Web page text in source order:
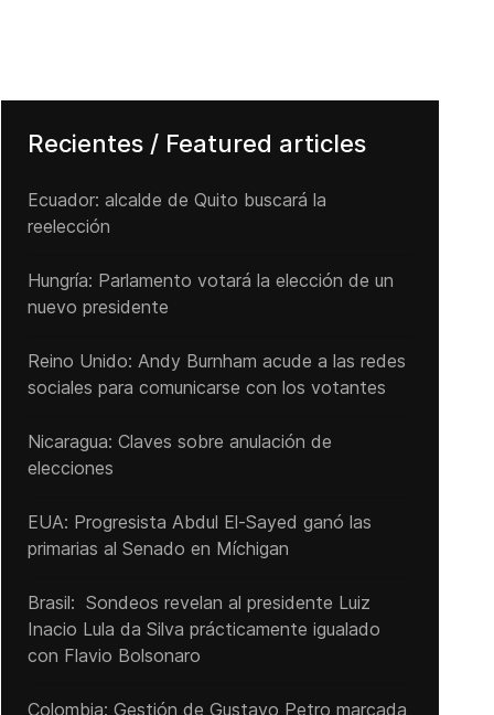
Recientes / Featured articles
Ecuador: alcalde de Quito buscará la
reelección
Hungría: Parlamento votará la elección de un
nuevo presidente
Reino Unido: Andy ‌Burnham acude a las redes
sociales para comunicarse con los votantes
Nicaragua: Claves sobre anulación de
elecciones
EUA: Progresista Abdul El-Sayed ganó las
primarias al Senado ‌en Míchigan
Brasil: Sondeos revelan al presidente Luiz
Inacio Lula da Silva prácticamente igualado
con Flavio Bolsonaro
Colombia: Gestión de Gustavo Petro marcada